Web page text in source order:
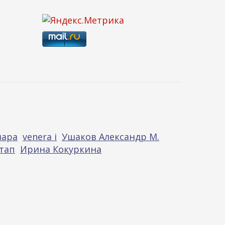
venera i Ушаков Александр М.
Ирина Кокуркина